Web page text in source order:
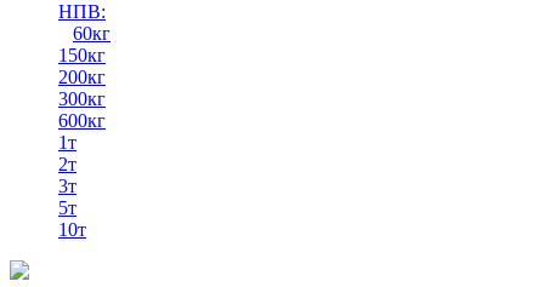
НПВ:
60кг
150кг
200кг
300кг
600кг
1т
2т
3т
5т
10т